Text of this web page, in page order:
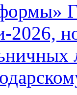
2026,